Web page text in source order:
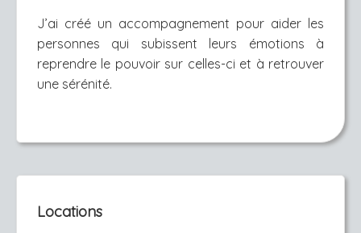
J’ai créé un accompagnement pour aider les
personnes qui subissent leurs émotions à
reprendre le pouvoir sur celles-ci et à retrouver
une sérénité.
Locations